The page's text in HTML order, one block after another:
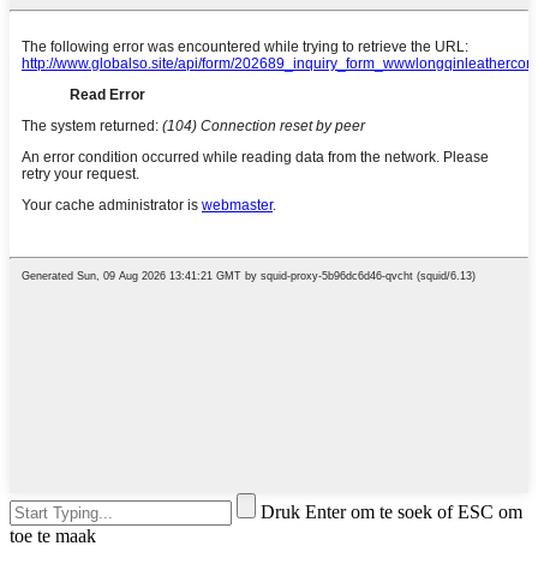
Druk Enter om te soek of ESC om
toe te maak